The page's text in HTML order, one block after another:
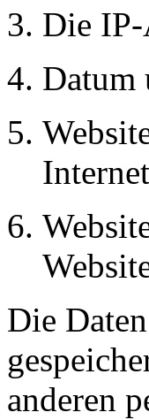
Die IP-
Datum
Die
anderen